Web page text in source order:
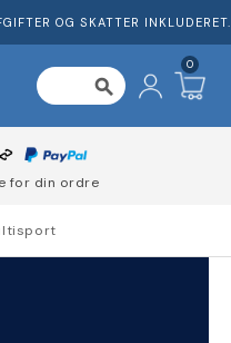
OG SKATTER INKLUDERET.
search
0
for din ordre